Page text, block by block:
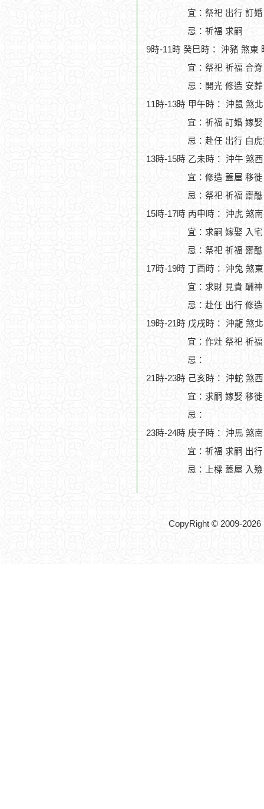
宜：祭祀 出行 訂
忌：祈福 求嗣
9時-11時 癸巳時： 沖豬 煞東
宜：祭祀 祈福 合
忌：開光 修造 安葬
11時-13時 甲午時： 沖鼠 煞
宜：祈福 訂婚 嫁
忌：赴任 出行 白
13時-15時 乙未時： 沖牛 煞
宜：修造 蓋屋 移
忌：祭祀 祈福 齋
15時-17時 丙申時： 沖虎 煞
宜：求嗣 嫁娶 入
忌：祭祀 祈福 齋
17時-19時 丁酉時： 沖兔 煞
宜：求財 見貴 酬神
忌：赴任 出行 修
19時-21時 戊戌時： 沖龍 煞
宜：作灶 祭祀 祈
忌：
21時-23時 己亥時： 沖蛇 煞
宜：求嗣 嫁娶 移
忌：
23時-24時 庚子時： 沖馬 煞
宜：祈福 求嗣 出
忌：上樑 蓋屋 入殮
CopyRight © 2009-2026